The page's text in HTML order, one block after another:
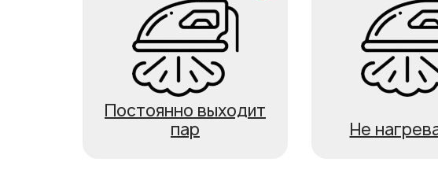
Постоянно выходит
пар
Не